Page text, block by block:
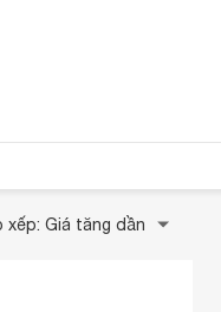
xếp: Giá tăng dần